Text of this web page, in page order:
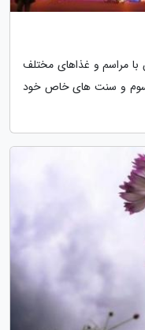
مراسم و غذاهای مختلف
و سنت های خاص خود